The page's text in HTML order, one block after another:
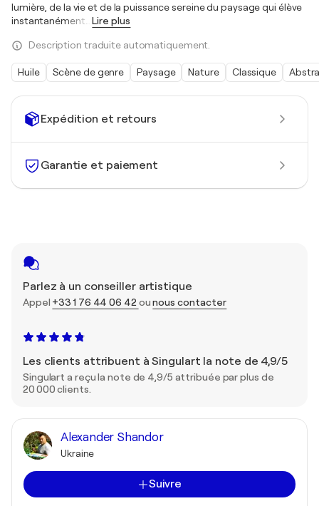
Expédition et retours
Garantie et paiement
Parlez à un conseiller artistique
Appel +33 1 76 44 06 42 ounous contacter
Les clients attribuent à Singulart la note de 4,9/5
Singulart a reçu la note de 4,9/5 attribuée par plus de
20 000 clients.
Alexander Shandor
Ukraine
Suivre
lumière, de la vie et de la puissance sereine du paysage qui élève
instantanément
Lire plus
Description traduite automatiquement.
Huile Scène de genre Paysage Nature Classique